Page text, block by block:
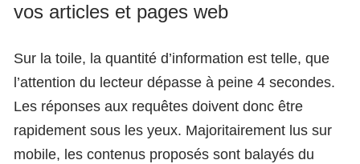
vos articles et pages web
Sur la toile, la quantité d’information est telle, que
l’attention du lecteur dépasse à peine 4 secondes.
Les réponses aux requêtes doivent donc être
rapidement sous les yeux. Majoritairement lus sur
mobile, les contenus proposés sont balayés du